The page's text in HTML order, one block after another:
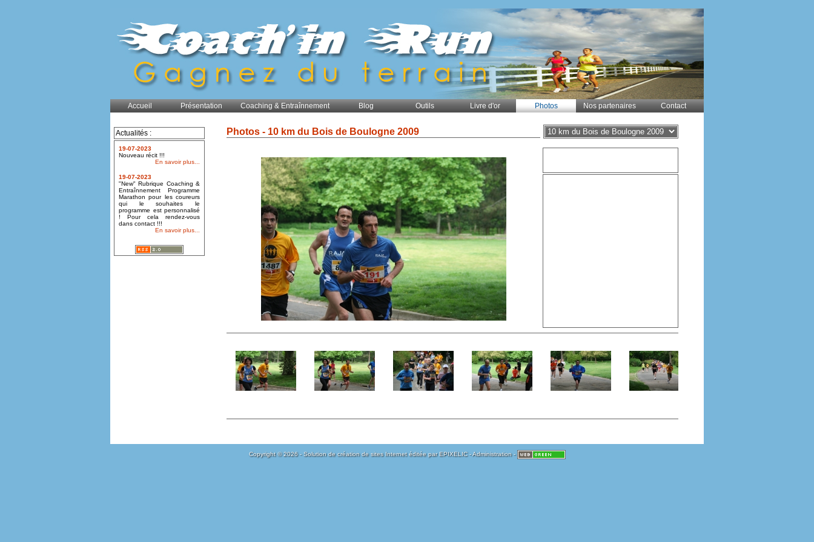
Accueil Présentation Coaching & Entraînnement Blog Outils Livre d'or Photos Nos partenaires Contact
Actualités :
19-07-2023
Nouveau récit !!!
En savoir plus...
19-07-2023
"New" Rubrique Coaching &
Entraînnement Programme
Marathon pour les coureurs
qui le souhaites le
programme est personnalisé
! Pour cela rendez-vous
dans contact !!!
En savoir plus...
Photos - 10 km du Bois de Boulogne 2009
Copyright © 2026 - Solution de création de sites Internet éditée parEPIXELIC-Administration-